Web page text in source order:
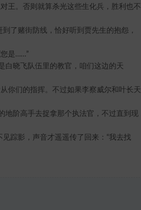
。否则就算杀光这些生化兵，胜利也不
了赌街防线，恰好听到贾先生的抱怨，
是……”
晓飞队伍里的教官，咱们这边的天
们的指挥。不过如果李察威尔和叶长天
阶高手去捉拿那个执法官，不过直到现
踪影，声音才遥遥传了回来：“我去找